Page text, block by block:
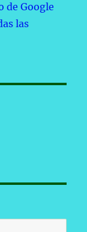
de Google
las